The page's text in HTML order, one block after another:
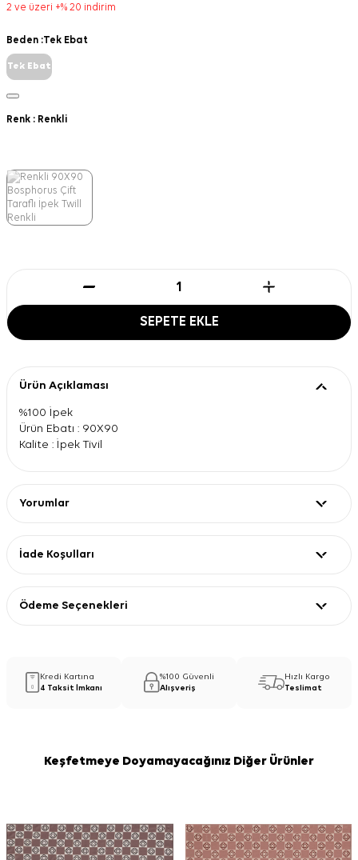
2 ve üzeri +% 20 indirim
Beden :Tek Ebat
Tek Ebat
Renk : Renkli
SEPETE EKLE
Ürün Açıklaması
%100 İpek
Ürün Ebatı : 90X90
Kalite : İpek Tivil
Yorumlar
İade Koşulları
Ödeme Seçenekleri
Kredi Kartına
4 Taksit İmkanı
%100 Güvenli
Alışveriş
Hızlı Kargo
Teslimat
Keşfetmeye Doyamayacağınız Diğer Ürünler